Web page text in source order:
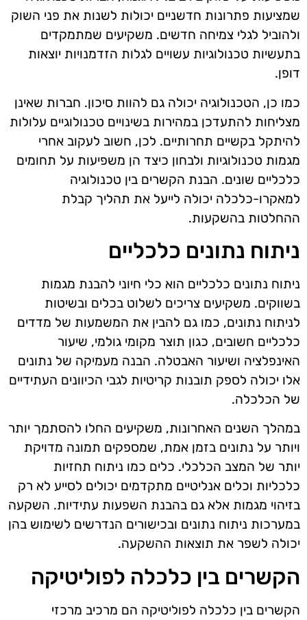
שמציעות פתרונות חדשניים יכולות לשנות את פני השוק
ולהוביל לגלי צמיחה חדשים. משקיעים שמתמקדים
בתעשיות טכנולוגיות עשויים לגלות הזדמנויות יוצאות
דופן.
כמו כן, הטכנולוגיה יכולה גם להוות סיכון. חברות שאינן
מצליחות להתעדכן במהירות בשינויים טכנולוגיים עלולות
להיתקל בקשיים תחרותיים. לכן, חשוב לעקוב אחרי
מגמות טכנולוגיות ולבחון כיצד הן משפיעות על תחומים
כלכליים שונים. הבנת הקשרים בין טכנולוגיה
למאקרו-כלכלה יכולה לייעל את תהליך קבלת
ההחלטות בהשקעות.
ניתוח נתונים כלכליים
ניתוח נתונים כלכליים הוא כלי חיוני להבנת מגמות
בשווקים. משקיעים צריכים לשלוט בכלים ובשיטות
לניתוח נתונים, כמו גם להבין את המשמעות של מדדים
כלכליים חשובים, כגון תוצר מקומי גולמי, שיעור
האינפלציה ושיעור האבטלה. הבנה מעמיקה של נתונים
אלו יכולה לספק תובנות קריטיות לגבי הכיוונים העתידיים
של הכלכלה.
במהלך השנים האחרונות, משקיעים החלו להסתמך יותר
ויותר על נתונים בזמן אמת, שמספקים תמונה מדויקת
יותר של המצב הכלכלי. כלים כמו ניתוח תחזיות
כלכליות וכלים אנליטיים מתקדמים יכולים לסייע לא רק
בזיהוי מגמות אלא גם בהבנת השפעות עתידיות. השקעה
במערכות ניתוח נתונים ובכישורים הנדרשים לשימוש בהן
יכולה לשפר את תוצאות ההשקעה.
הקשרים בין כלכלה לפוליטיקה
הקשרים בין כלכלה לפוליטיקה הם מרכיב מרכזי